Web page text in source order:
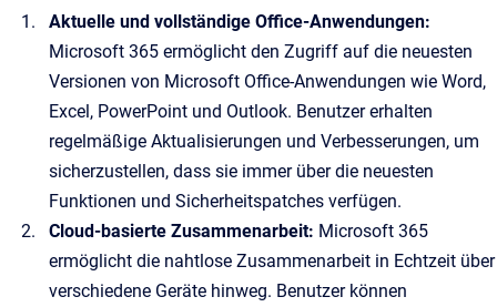
Aktuelle und vollständige Office-Anwendungen:
Microsoft 365 ermöglicht den Zugriff auf die neuesten
Versionen von Microsoft Office-Anwendungen wie Word,
Excel, PowerPoint und Outlook. Benutzer erhalten
regelmäßige Aktualisierungen und Verbesserungen, um
sicherzustellen, dass sie immer über die neuesten
Funktionen und Sicherheitspatches verfügen.
Cloud-basierte Zusammenarbeit: Microsoft 365
ermöglicht die nahtlose Zusammenarbeit in Echtzeit über
verschiedene Geräte hinweg. Benutzer können